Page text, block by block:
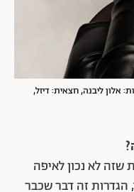
אלון ליבנה, חצאית: דיזל,
שזה לא נכון לאיפה
הגדרות זה דבר שכבר